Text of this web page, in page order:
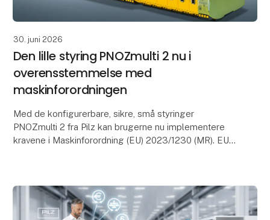
30. juni 2026
Den lille styring PNOZmulti 2 nu i
overensstemmelse med
maskinforordningen
Med de konfigurerbare, sikre, små styringer
PNOZmulti 2 fra Pilz kan brugerne nu implementere
kravene i Maskinforordning (EU) 2023/1230 (MR). EU-